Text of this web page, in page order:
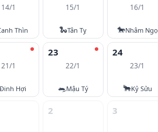
14/1
Thìn
15/1
🐍Tân Tỵ
16/1
🐎Nhâm Ngọ
21/1
Đinh Hợi
23
22/1
🐀Mậu Tý
24
23/1
🐂Kỷ Sửu
2 3